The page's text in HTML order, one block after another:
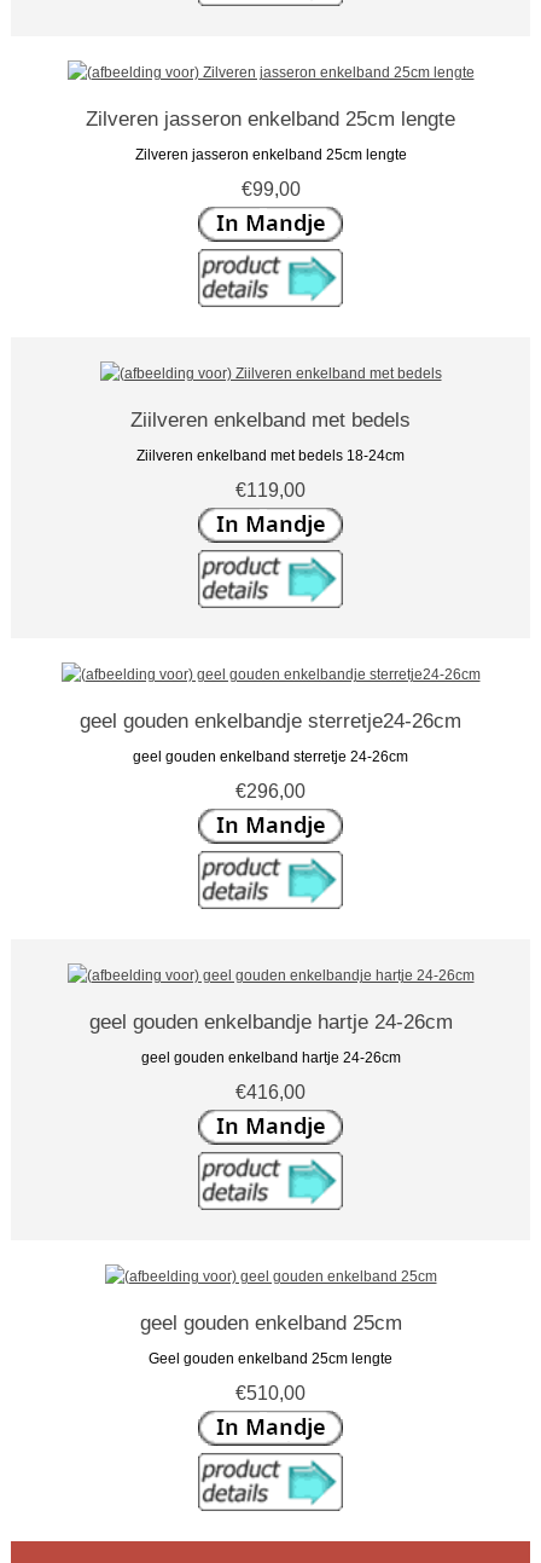
Zilveren jasseron enkelband 25cm lengte
Zilveren jasseron enkelband 25cm lengte
€99,00
Ziilveren enkelband met bedels
Ziilveren enkelband met bedels 18-24cm
€119,00
geel gouden enkelbandje sterretje24-26cm
geel gouden enkelband sterretje 24-26cm
€296,00
geel gouden enkelbandje hartje 24-26cm
geel gouden enkelband hartje 24-26cm
€416,00
geel gouden enkelband 25cm
Geel gouden enkelband 25cm lengte
€510,00